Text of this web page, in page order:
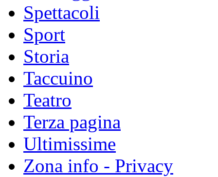
Spettacoli
Sport
Storia
Taccuino
Teatro
Terza pagina
Ultimissime
Zona info - Privacy